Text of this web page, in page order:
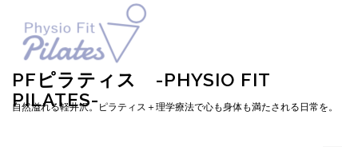
PFピラティス -PHYSIO FIT
PILATES-
自然溢れる軽井沢。ピラティス＋理学療法で心も身体も満たされる日常を。